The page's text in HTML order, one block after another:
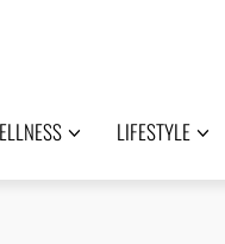
LIFESTYLE